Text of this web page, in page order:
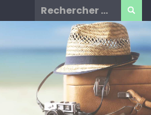
Rechercher
for: